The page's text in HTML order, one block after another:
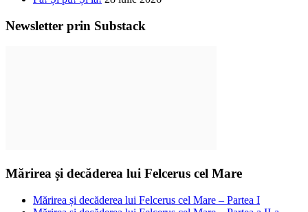
Newsletter prin Substack
Mărirea și decăderea lui Felcerus cel Mare
Mărirea și decăderea lui Felcerus cel Mare – Partea I